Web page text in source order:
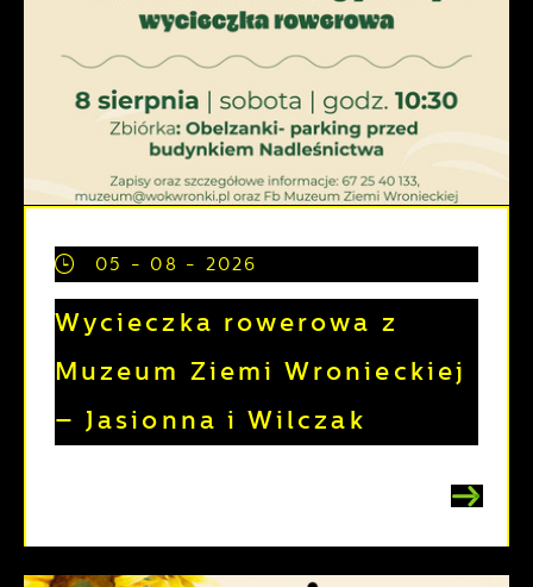
05 - 08 - 2026
Wycieczka rowerowa z
Muzeum Ziemi Wronieckiej
– Jasionna i Wilczak